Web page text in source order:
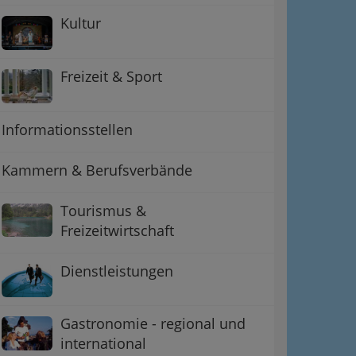
Kultur
Freizeit & Sport
Informationsstellen
Kammern & Berufsverbände
Tourismus &
Freizeitwirtschaft
Dienstleistungen
Gastronomie - regional und
international